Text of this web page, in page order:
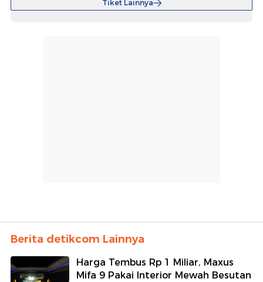
Tiket Lainnya
Berita detikcom Lainnya
Harga Tembus Rp 1 Miliar, Maxus
Mifa 9 Pakai Interior Mewah Besutan